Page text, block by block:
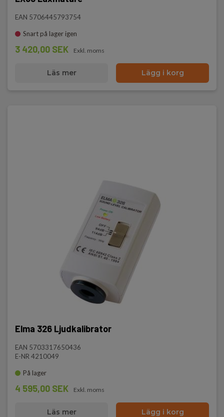
EAN 5706445793754
Snart på lager igen
3 420,00 SEK Exkl. moms
Läs mer Lägg i korg
Elma 326 Ljudkalibrator
EAN 5703317650436
E-NR 4210049
På lager
4 595,00 SEK Exkl. moms
Läs mer Lägg i korg